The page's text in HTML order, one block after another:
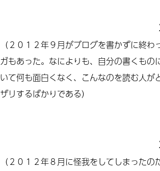
２０１２年９月がブログを書かずに終わ
もあった。なによりも、自分の書くも
て何も面白くなく、こんなのを読む人
リするばかりである）
２０１２年８月に怪我をしてしまったの